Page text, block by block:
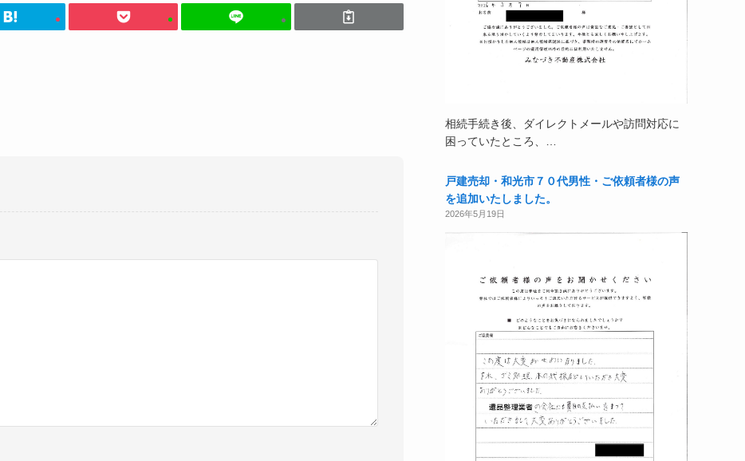
相続手続き後、ダイレクトメールや訪問対応に
困っていたところ、…
戸建売却・和光市７０代男性・ご依頼者様の声
を追加いたしました。
2026年5月19日